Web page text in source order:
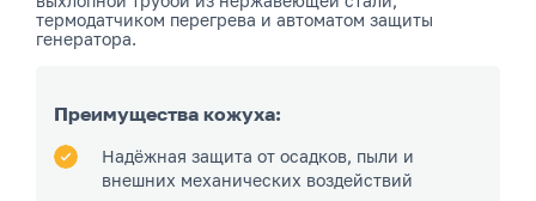
термодатчиком перегрева и автоматом защиты
генератора.
Преимущества кожуха:
Надёжная защита от осадков, пыли и
внешних механических воздействий